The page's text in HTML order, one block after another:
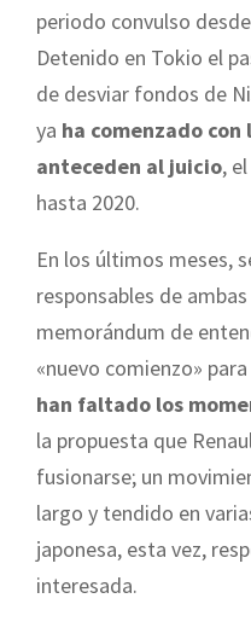
periodo convulso
Detenido en Tokio el
de desviar fondos de
ya ha comenzado
anteceden al juicio,
hasta 2020.
En los últimos meses,
responsables de
memorándum de
«nuevo comienzo»
han faltado los
la propuesta que
fusionarse; un
largo y tendido en
japonesa, esta vez,
interesada.